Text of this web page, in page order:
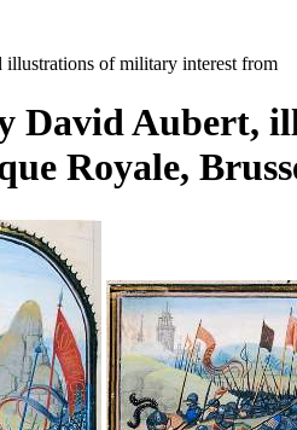
illustrations of military interest from
David Aubert,
Royale,